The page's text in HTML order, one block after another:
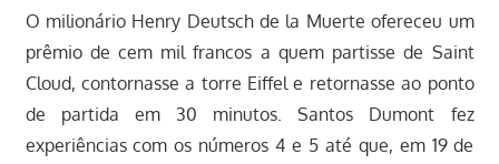
O milionário Henry Deutsch de la Muerte ofereceu um
prêmio de cem mil francos a quem partisse de Saint
Cloud, contornasse a torre Eiffel e retornasse ao ponto
de partida em 30 minutos. Santos Dumont fez
experiências com os números 4 e 5 até que, em 19 de